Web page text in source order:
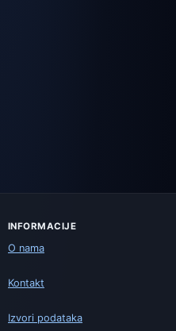
INFORMACIJE
O nama
Kontakt
Izvori podataka